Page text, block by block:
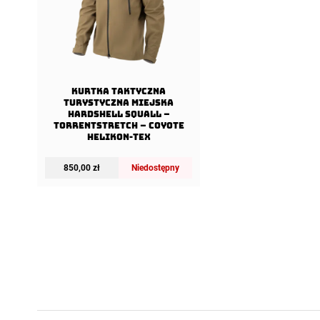
Kurtka taktyczna
turystyczna miejska
Hardshell SQUALL –
TorrentStretch – Coyote
Helikon-Tex
850,00zł Niedostępny